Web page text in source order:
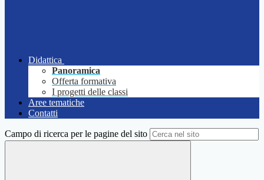
Didattica
Panoramica
Offerta formativa
I progetti delle classi
Aree tematiche
Contatti
Campo di ricerca per le pagine del sito